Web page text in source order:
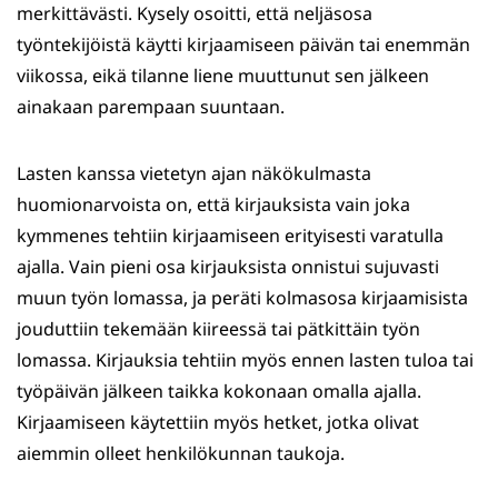
merkittävästi. Kysely osoitti, että neljäsosa
työntekijöistä käytti kirjaamiseen päivän tai enemmän
viikossa, eikä tilanne liene muuttunut sen jälkeen
ainakaan parempaan suuntaan.
Lasten kanssa vietetyn ajan näkökulmasta
huomionarvoista on, että kirjauksista vain joka
kymmenes tehtiin kirjaamiseen erityisesti varatulla
ajalla. Vain pieni osa kirjauksista onnistui sujuvasti
muun työn lomassa, ja peräti kolmasosa kirjaamisista
jouduttiin tekemään kiireessä tai pätkittäin työn
lomassa. Kirjauksia tehtiin myös ennen lasten tuloa tai
työpäivän jälkeen taikka kokonaan omalla ajalla.
Kirjaamiseen käytettiin myös hetket, jotka olivat
aiemmin olleet henkilökunnan taukoja.